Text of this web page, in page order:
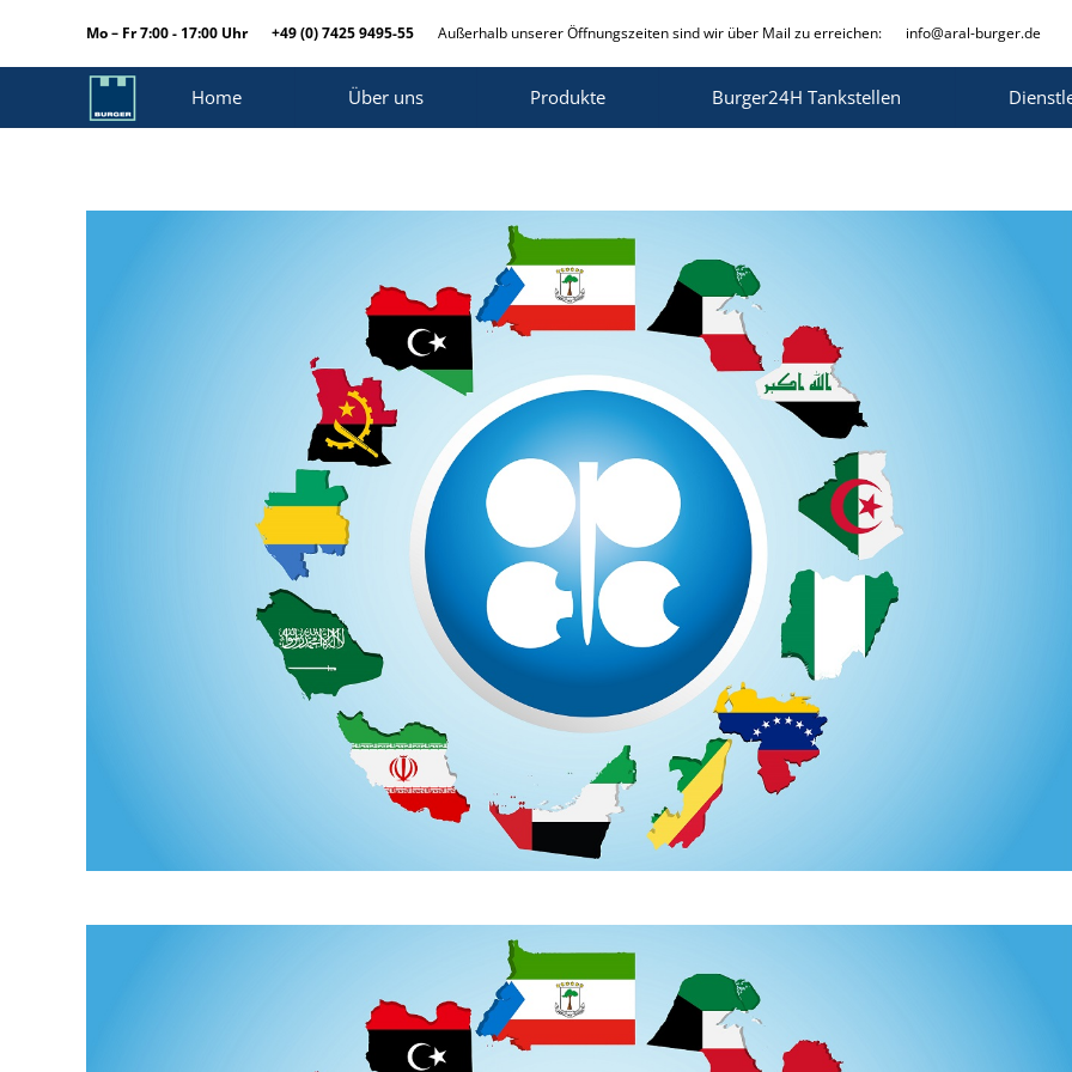
Mo – Fr 7:00 - 17:00 Uhr +49 (0) 7425 9495-55 Außerhalb unserer Öffnungszeiten sind wir über Mail zu erreichen: info@aral-burger.de
Home Über uns Produkte Burger24H Tankstellen